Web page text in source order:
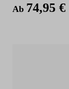
Ab 74,95 €